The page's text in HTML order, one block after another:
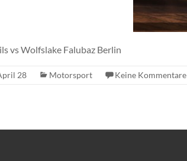
vs Wolfslake Falubaz Berlin
28 Motorsport Keine Kommentare